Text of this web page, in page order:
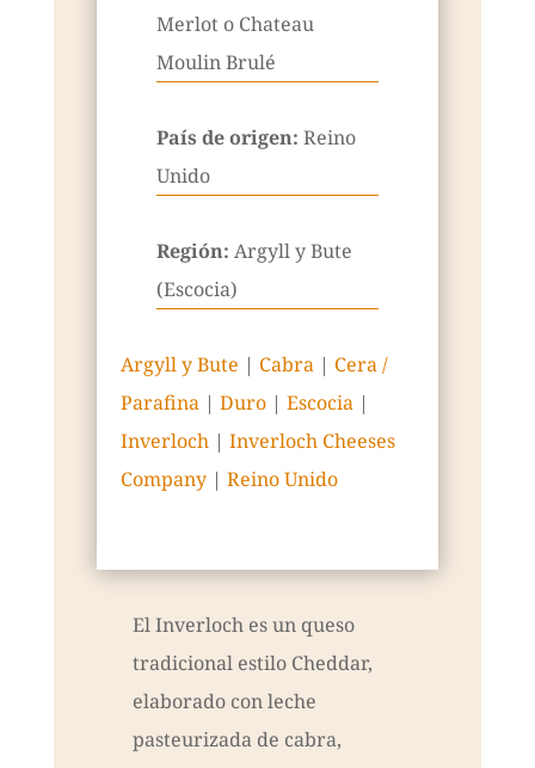
Merlot o Chateau
Moulin Brulé
País de origen: Reino
Unido
Región: Argyll y Bute
(Escocia)
Argyll y Bute | Cabra| Cera /
Parafina| Duro| Escocia|
Inverloch| Inverloch Cheeses
Company| Reino Unido
El Inverloch es un queso
tradicional estilo Cheddar,
elaborado con leche
pasteurizada de cabra,